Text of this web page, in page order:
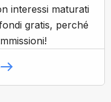
interessi maturati
gratis, perché